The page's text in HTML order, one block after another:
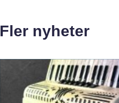
Fler nyheter